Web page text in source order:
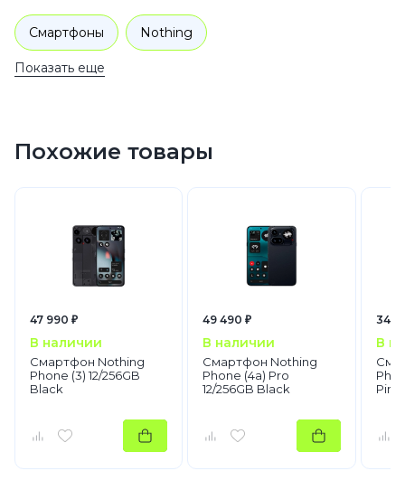
Смартфоны Nothing
Показать еще
Похожие товары
47 990 ₽
В наличии
Смартфон Nothing
Phone (3) 12/256GB
Black
49 490 ₽
В наличии
Смартфон Nothing
Phone (4a) Pro
12/256GB Black
34
В
Pink